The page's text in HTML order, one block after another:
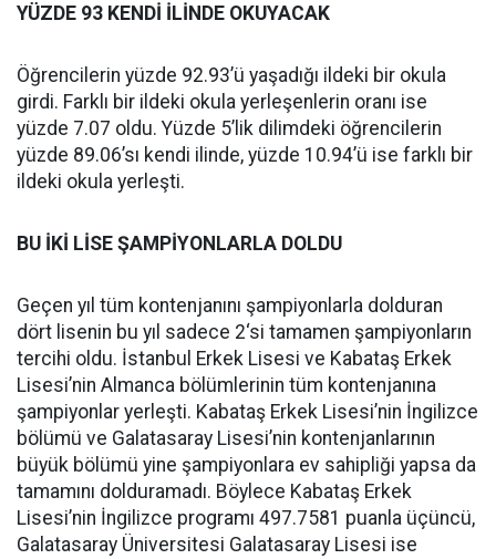
YÜZDE 93 KENDİ İLİNDE OKUYACAK
Öğrencilerin yüzde 92.93’ü yaşadığı ildeki bir okula
girdi. Farklı bir ildeki okula yerleşenlerin oranı ise
yüzde 7.07 oldu. Yüzde 5’lik dilimdeki öğrencilerin
yüzde 89.06’sı kendi ilinde, yüzde 10.94’ü ise farklı bir
ildeki okula yerleşti.
BU İKİ LİSE ŞAMPİYONLARLA DOLDU
Geçen yıl tüm kontenjanını şampiyonlarla dolduran
dört lisenin bu yıl sadece 2‘si tamamen şampiyonların
tercihi oldu. İstanbul Erkek Lisesi ve Kabataş Erkek
Lisesi’nin Almanca bölümlerinin tüm kontenjanına
şampiyonlar yerleşti. Kabataş Erkek Lisesi’nin İngilizce
bölümü ve Galatasaray Lisesi’nin kontenjanlarının
büyük bölümü yine şampiyonlara ev sahipliği yapsa da
tamamını dolduramadı. Böylece Kabataş Erkek
Lisesi’nin İngilizce programı 497.7581 puanla üçüncü,
Galatasaray Üniversitesi Galatasaray Lisesi ise